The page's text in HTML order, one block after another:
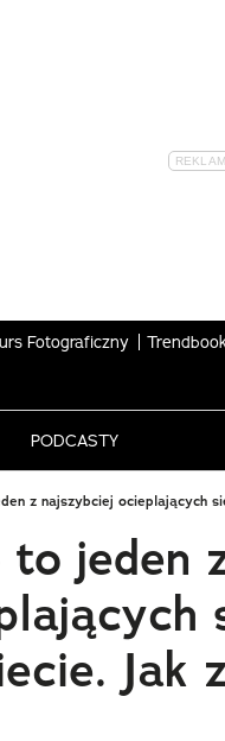
Fotograficzny
PODCASTY
z najszybciej ocieplających
to jeden
Jak